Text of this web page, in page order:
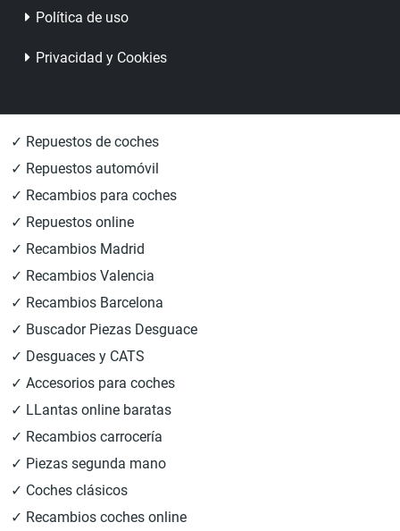
Política de uso
Privacidad y Cookies
✓ Repuestos de coches
✓ Repuestos automóvil
✓ Recambios para coches
✓ Repuestos online
✓ Recambios Madrid
✓ Recambios Valencia
✓ Recambios Barcelona
✓ Buscador Piezas Desguace
✓ Desguaces y CATS
✓ Accesorios para coches
✓ LLantas online baratas
✓ Recambios carrocería
✓ Piezas segunda mano
✓ Coches clásicos
✓ Recambios coches online